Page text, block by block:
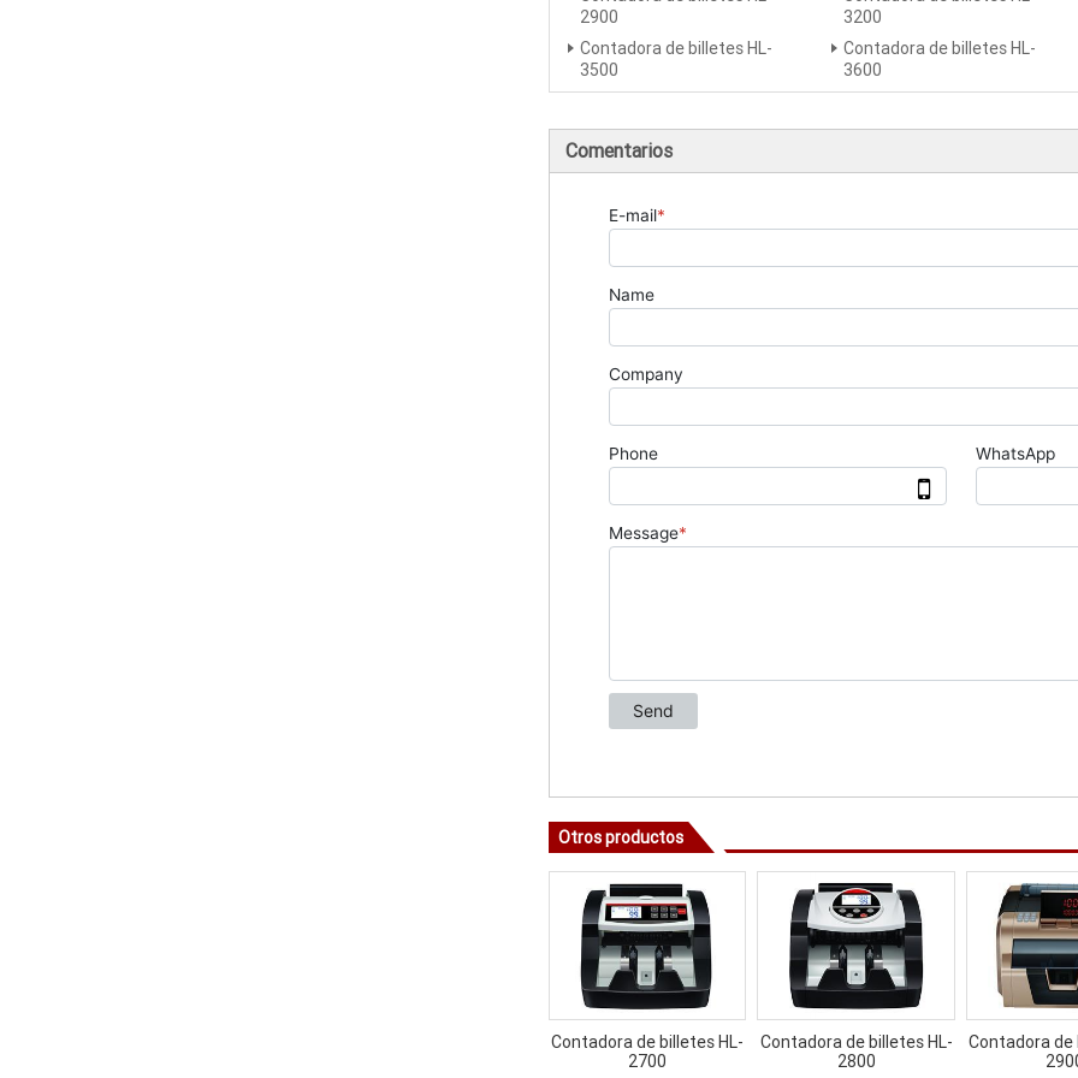
2900
3200
Contadora de billetes HL-
3500
Contadora de billetes HL-
3600
Comentarios
Otros productos
Contadora de billetes HL-
2700
Contadora de billetes HL-
2800
Contadora de